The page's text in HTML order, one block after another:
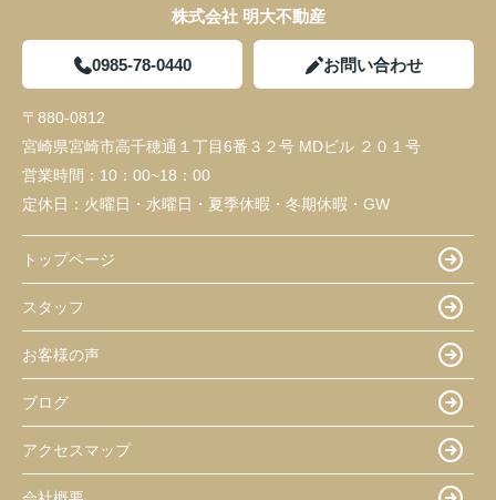
株式会社 明大不動産
0985-78-0440 お問い合わせ
〒880-0812
宮崎県宮崎市高千穂通１丁目6番３２号 MDビル ２０１号
営業時間： 10：00~18：00
定休日： 火曜日・水曜日・夏季休暇・冬期休暇・GW
トップページ
スタッフ
お客様の声
ブログ
アクセスマップ